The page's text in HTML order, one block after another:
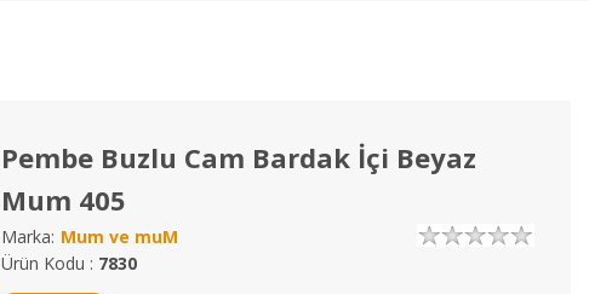
Pembe Buzlu Cam Bardak İçi Beyaz
Mum 405
Marka: Mum ve muM
Ürün Kodu : 7830